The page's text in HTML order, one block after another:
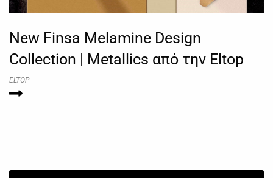
New Finsa Melamine Design
Collection | Metallics από την Eltop
ELTOP